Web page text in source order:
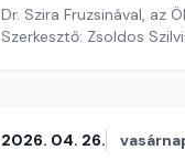
Dr. Szira Fruzsinával, az
Szerkesztő: Zsoldos
2026. 04. 26.